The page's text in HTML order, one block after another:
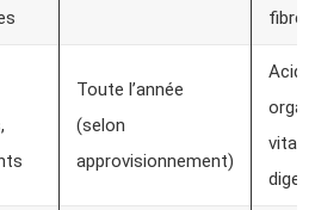
fibres
Toute l’année
(selon
approvisionnement)